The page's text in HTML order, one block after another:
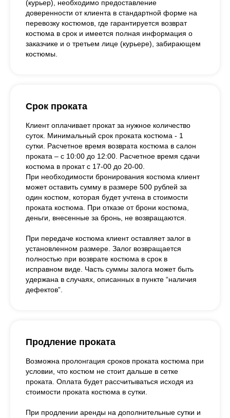
(курьер), необходимо предоставление
доверенности от клиента в стандартной форме на
перевозку костюмов, где гарантируется возврат
костюма в срок и имеется полная информация о
заказчике и о третьем лице (курьере), забирающем
костюмы.
Срок проката
Клиент оплачивает прокат за нужное количество
суток. Минимальный срок проката костюма - 1
сутки. Расчетное время возврата костюма в салон
проката – с 10:00 до 12:00. Расчетное время сдачи
костюма в прокат с 17-00 до 20-00.
При необходимости бронирования костюма клиент
может оставить сумму в размере 500 рублей за
один костюм, которая будет учтена в стоимости
проката костюма. При отказе от брони костюма,
деньги, внесенные за бронь, не возвращаются.
При передаче костюма клиент оставляет залог в
установленном размере. Залог возвращается
полностью при возврате костюма в срок в
исправном виде. Часть суммы залога может быть
удержана в случаях, описанных в пункте “наличия
дефектов”.
Продление проката
Возможна пролонгация сроков проката костюма при
условии, что костюм не стоит дальше в сетке
проката. Оплата будет рассчитываться исходя из
стоимости проката костюма в сутки.
При продлении аренды на дополнительные сутки и